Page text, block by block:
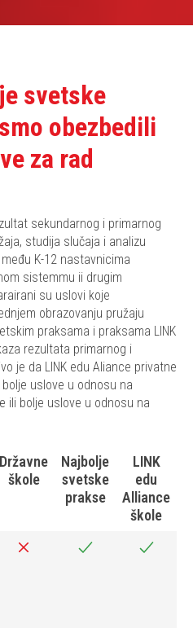
svetske
obezbedili
za rad
sekundarnog i primarnog
studija slučaja i analizu
K-12 nastavnicima
sistemmu ii drugim
su uslovi koje
obrazovanju pružaju
praksama i praksama LINK
rezultata primarnog i
je da LINK edu Aliance privatne
uslove u odnosu na
ili bolje uslove u odnosu na
Državne
škole
Najbolje
svetske
prakse
LINK
edu
Alliance
škole